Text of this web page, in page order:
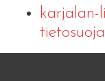
karjalan-